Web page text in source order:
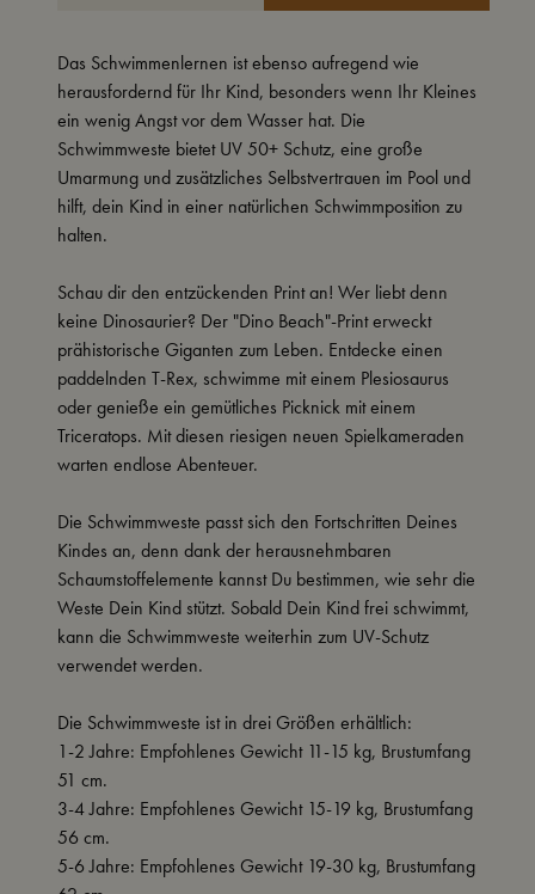
Das Schwimmenlernen ist ebenso aufregend wie
herausfordernd für Ihr Kind, besonders wenn Ihr Kleines
ein wenig Angst vor dem Wasser hat. Die
Schwimmweste bietet UV 50+ Schutz, eine große
Umarmung und zusätzliches Selbstvertrauen im Pool und
hilft, dein Kind in einer natürlichen Schwimmposition zu
halten.
Schau dir den entzückenden Print an! Wer liebt denn
keine Dinosaurier? Der "Dino Beach"-Print erweckt
prähistorische Giganten zum Leben. Entdecke einen
paddelnden T-Rex, schwimme mit einem Plesiosaurus
oder genieße ein gemütliches Picknick mit einem
Triceratops. Mit diesen riesigen neuen Spielkameraden
warten endlose Abenteuer.
Die Schwimmweste passt sich den Fortschritten Deines
Kindes an, denn dank der herausnehmbaren
Schaumstoffelemente kannst Du bestimmen, wie sehr die
Weste Dein Kind stützt. Sobald Dein Kind frei schwimmt,
kann die Schwimmweste weiterhin zum UV-Schutz
verwendet werden.
Die Schwimmweste ist in drei Größen erhältlich:
1-2 Jahre: Empfohlenes Gewicht 11-15 kg, Brustumfang
51 cm.
3-4 Jahre: Empfohlenes Gewicht 15-19 kg, Brustumfang
56 cm.
5-6 Jahre: Empfohlenes Gewicht 19-30 kg, Brustumfang